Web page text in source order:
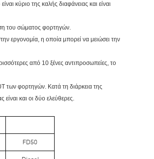
κύριο της καλής διαφάνειας και είναι
του σώματος φορτηγών.
εργονομία, η οποία μπορεί να μειώσει την
από 10 ξένες αντιπροσωπείες, το
των φορτηγών. Κατά τη διάρκεια της
και οι δύο ελεύθερες.
FD50